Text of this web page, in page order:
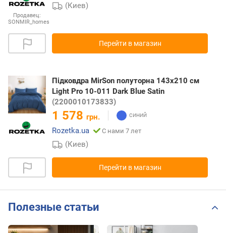
Продавец:
SONMIR_homes
(Киев)
Перейти в магазин
Підковдра MirSon полуторна 143x210 см
Light Pro 10-011 Dark Blue Satin
(2200010173833)
1 578 грн.
Rozetka.ua
С нами 7 лет
(Киев)
Перейти в магазин
Полезные статьи